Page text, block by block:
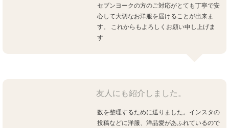
セブンヨークの方のご対応がとても丁寧で安
心して大切なお洋服を届けることが出来ま
す。
これからもよろしくお願い申し上げま
す
友人にも紹介しました。
数を整理するために送りました。インスタの
投稿などに洋服、洋品愛があふれているので